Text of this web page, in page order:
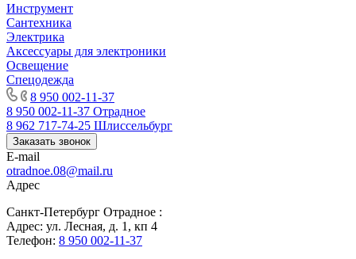
Инструмент
Сантехника
Электрика
Аксессуары для электроники
Освещение
Спецодежда
8 950 002-11-37
8 950 002-11-37 Отрадное
8 962 717-74-25 Шлиссельбург
Заказать звонок
E-mail
otradnoe.08@mail.ru
Адрес
Санкт-Петербург Отрадное :
Адрес: ул. Лесная, д. 1, кп 4
Телефон: 8 950 002-11-37